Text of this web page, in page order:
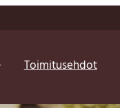
Toimitusehdot